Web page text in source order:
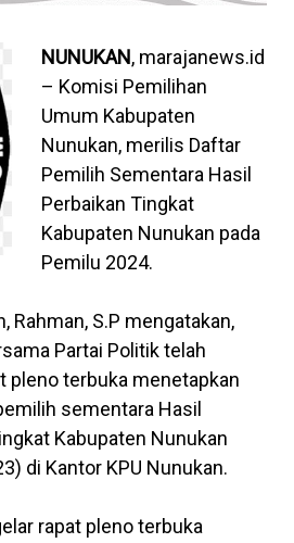
NUNUKAN, marajanews.id
– Komisi Pemilihan
Umum Kabupaten
Nunukan, merilis Daftar
Pemilih Sementara Hasil
Perbaikan Tingkat
Kabupaten Nunukan pada
Pemilu 2024.
Rahman, S.P mengatakan,
Partai Politik telah
pleno terbuka menetapkan
sementara Hasil
Kabupaten Nunukan
di Kantor KPU Nunukan.
rapat pleno terbuka